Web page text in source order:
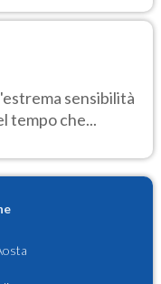
sensibilità
tempo che...